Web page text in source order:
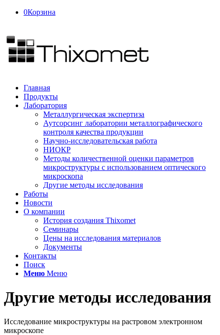
0Корзина
Главная
Продукты
Лаборатория
Металлургическая экспертиза
Аутсорсинг лаборатории металлографического
контроля качества продукции
Научно-исследовательская работа
НИОКР
Методы количественной оценки параметров
микроструктуры с использованием оптического
микроскопа
Другие методы исследования
Работы
Новости
О компании
История создания Thixomet
Семинары
Цены на исследования материалов
Документы
Контакты
Поиск
Меню Меню
Другие методы исследования
Исследование микроструктуры на растровом электронном
микроскопе